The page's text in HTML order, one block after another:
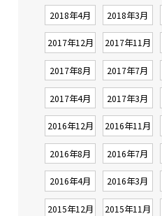
2018年4月 2018年3月
2017年12月 2017年11月
2017年8月 2017年7月
2017年4月 2017年3月
2016年12月 2016年11月
2016年8月 2016年7月
2016年4月 2016年3月
2015年12月 2015年11月